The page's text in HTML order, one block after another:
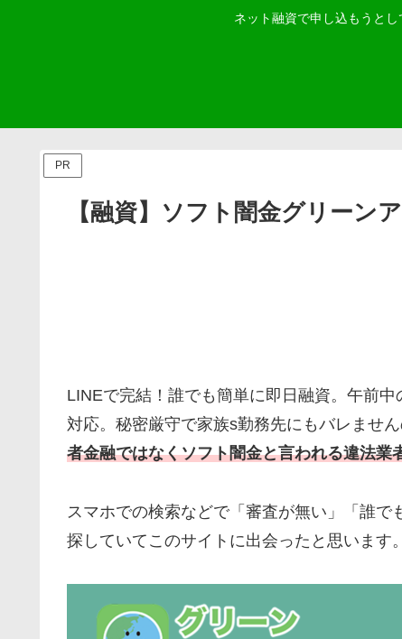
ネット融資で申し込もうと
PR
【融資】ソフト闇金グリーン
LINEで完結！誰でも簡単に即日融資。午前
対応。秘密厳守で家族s勤務先にもバレませ
者金融ではなくソフト闇金と言われる違法業
スマホでの検索などで「審査が無い」「誰
探していてこのサイトに出会ったと思います。